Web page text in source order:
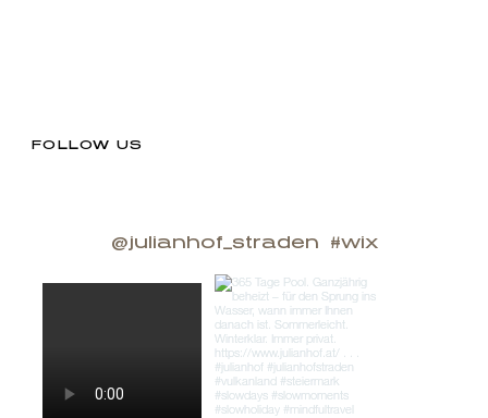
FOLLOW US
#wix
@julianhof_straden